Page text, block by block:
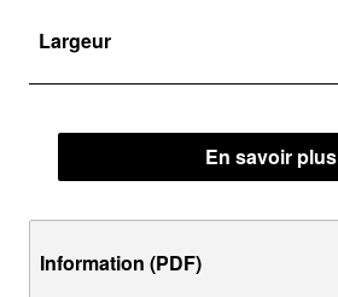
Largeur
En savoir plus
Information (PDF)